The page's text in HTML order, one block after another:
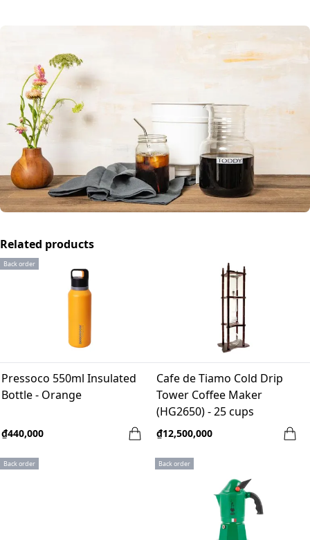
Related products
Back order
Pressoco 550ml Insulated
Bottle - Orange
₫440,000
Cafe de Tiamo Cold Drip
Tower Coffee Maker
(HG2650) - 25 cups
₫12,500,000
Back order Back order